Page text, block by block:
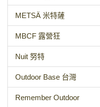
METSÄ 米特薩
MBCF 露營狂
Nuit 努特
Outdoor Base 台灣
Remember Outdoor